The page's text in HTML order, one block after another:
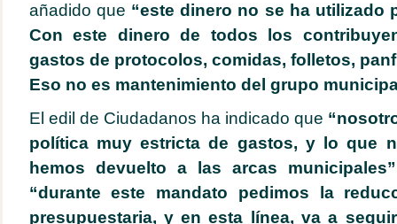
añadido que “este dinero no se ha utilizado
Con este dinero de todos los
gastos de protocolos, comidas, folletos,
Eso no es mantenimiento del grupo
El edil de Ciudadanos ha indicado que
política muy estricta de gastos, y lo que
hemos devuelto a las arcas municipales”
“durante este mandato pedimos la
presupuestaria, y en esta línea, va a